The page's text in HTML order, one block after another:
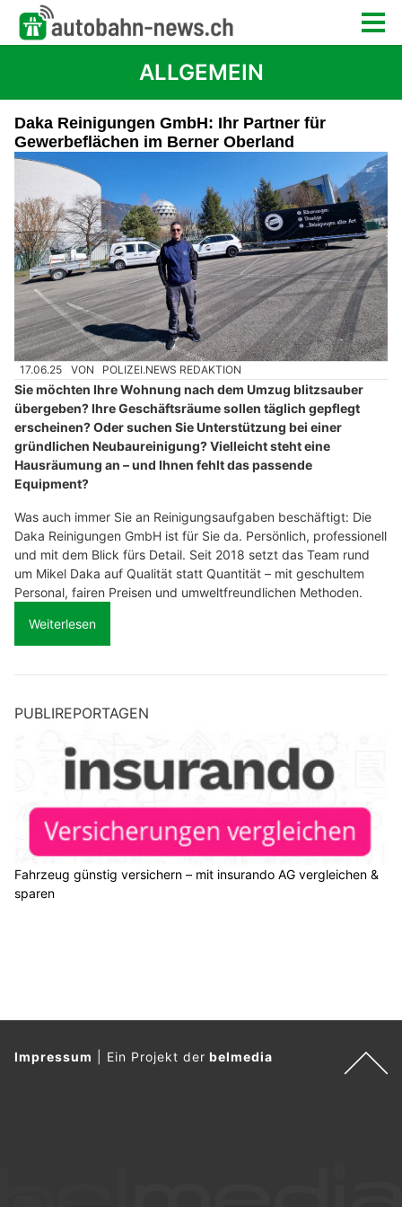
ALLGEMEIN
Daka Reinigungen GmbH: Ihr Partner für
Gewerbeflächen im Berner Oberland
17.06.25 VON POLIZEI.NEWS REDAKTION
Sie möchten Ihre Wohnung nach dem Umzug blitzsauber
übergeben? Ihre Geschäftsräume sollen täglich gepflegt
erscheinen? Oder suchen Sie Unterstützung bei einer
gründlichen Neubaureinigung? Vielleicht steht eine
Hausräumung an – und Ihnen fehlt das passende
Equipment?
Was auch immer Sie an Reinigungsaufgaben beschäftigt: Die
Daka Reinigungen GmbH ist für Sie da. Persönlich, professionell
und mit dem Blick fürs Detail. Seit 2018 setzt das Team rund
um Mikel Daka auf Qualität statt Quantität – mit geschultem
Personal, fairen Preisen und umweltfreundlichen Methoden.
Weiterlesen
PUBLIREPORTAGEN
Fahrzeug günstig versichern – mit insurando AG vergleichen &
sparen
Impressum Ein Projekt derbelmedia